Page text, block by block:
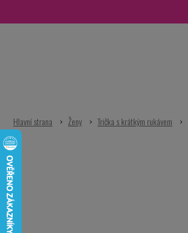
Ženy Trička s krátkým rukávem